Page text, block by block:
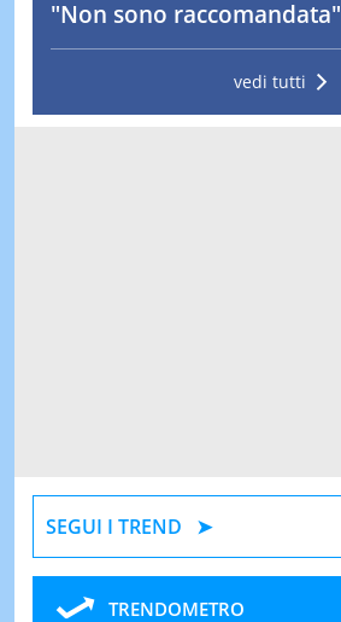
"Non sono raccomandata"
vedi tutti
SEGUI I TREND
TRENDOMETRO